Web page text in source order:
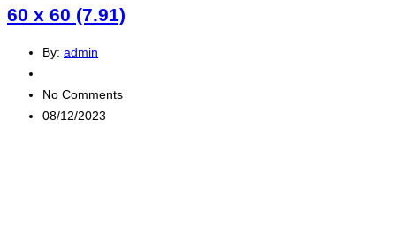
60 x 60 (7.91)
By: admin
No Comments
08/12/2023